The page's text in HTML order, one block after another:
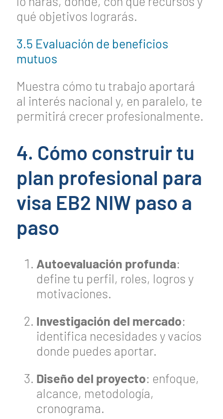
qué objetivos lograrás.
3.5 Evaluación de beneficios
mutuos
Muestra cómo tu trabajo aportará
al interés nacional y, en paralelo, te
permitirá crecer profesionalmente.
4. Cómo construir tu
plan profesional para
visa EB2 NIW paso a
paso
Autoevaluación profunda:
define tu perfil, roles, logros y
motivaciones.
Investigación del mercado:
identifica necesidades y vacíos
donde puedes aportar.
Diseño del proyecto: enfoque,
alcance, metodología,
cronograma.